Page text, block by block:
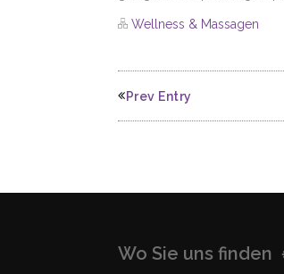
Wellness & Massagen
Prev Entry
Wo Sie uns finden